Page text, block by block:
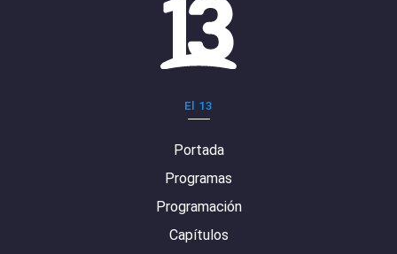
El 13
Portada
Programas
Programación
Capítulos